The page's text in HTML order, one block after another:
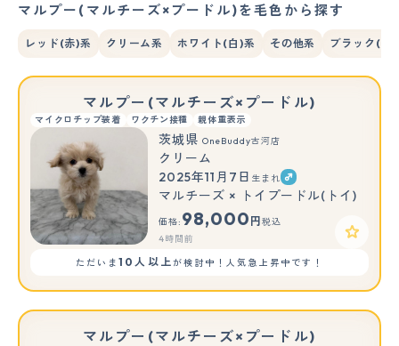
マルプー(マルチーズ×プードル)を毛色から探す
レッド(赤)系 クリーム系 ホワイト(白)系 その他系 ブラック(黒)
マルプー(マルチーズ×プードル)
マイクロチップ装着 ワクチン接種 親体重表示
茨城県 OneBuddy古河店
クリーム
2025年11月7日 生まれ
マルチーズ × トイプードル(トイ)
価格: 98,000 円 税込
4時間前
ただいま10人以上が検討中！人気急上昇中です！
マルプー(マルチーズ×プードル)